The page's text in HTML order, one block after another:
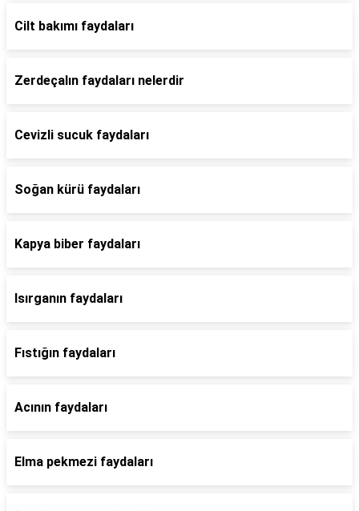
Cilt bakımı faydaları
Zerdeçalın faydaları nelerdir
Cevizli sucuk faydaları
Soğan kürü faydaları
Kapya biber faydaları
Isırganın faydaları
Fıstığın faydaları
Acının faydaları
Elma pekmezi faydaları